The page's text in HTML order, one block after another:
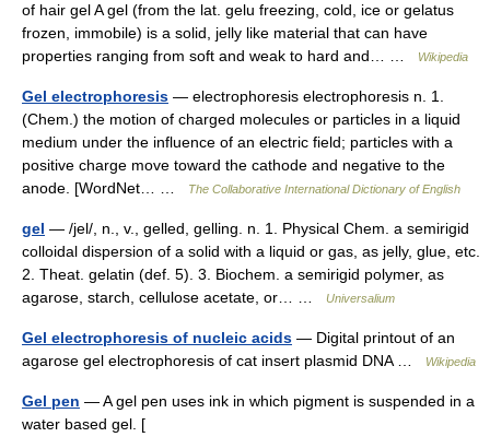
of hair gel A gel (from the lat. gelu freezing, cold, ice or gelatus
frozen, immobile) is a solid, jelly like material that can have
properties ranging from soft and weak to hard and… …
Wikipedia
Gel electrophoresis — electrophoresis electrophoresis n. 1.
(Chem.) the motion of charged molecules or particles in a liquid
medium under the influence of an electric field; particles with a
positive charge move toward the cathode and negative to the
anode. [WordNet… …
The Collaborative International Dictionary of English
gel — /jel/, n., v., gelled, gelling. n. 1. Physical Chem. a semirigid
colloidal dispersion of a solid with a liquid or gas, as jelly, glue, etc.
2. Theat. gelatin (def. 5). 3. Biochem. a semirigid polymer, as
agarose, starch, cellulose acetate, or… …
Universalium
Gel electrophoresis of nucleic acids — Digital printout of an
agarose gel electrophoresis of cat insert plasmid DNA …
Wikipedia
Gel pen — A gel pen uses ink in which pigment is suspended in a
water based gel. [